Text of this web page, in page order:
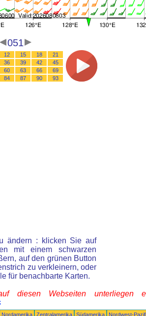
051
12 15 18
21
36 39 42
45
60 63 66
69
84 87 90 93
ändern : klicken Sie auf
mit einem schwarzen
auf den grünen Button
zu verkleinern, oder
für benachbarte Karten.
diesen Webseiten unterliegen
Nordamerika Zentralamerika Südamerika
Nordwest-